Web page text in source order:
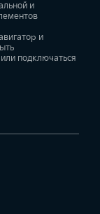
и
и
подключаться